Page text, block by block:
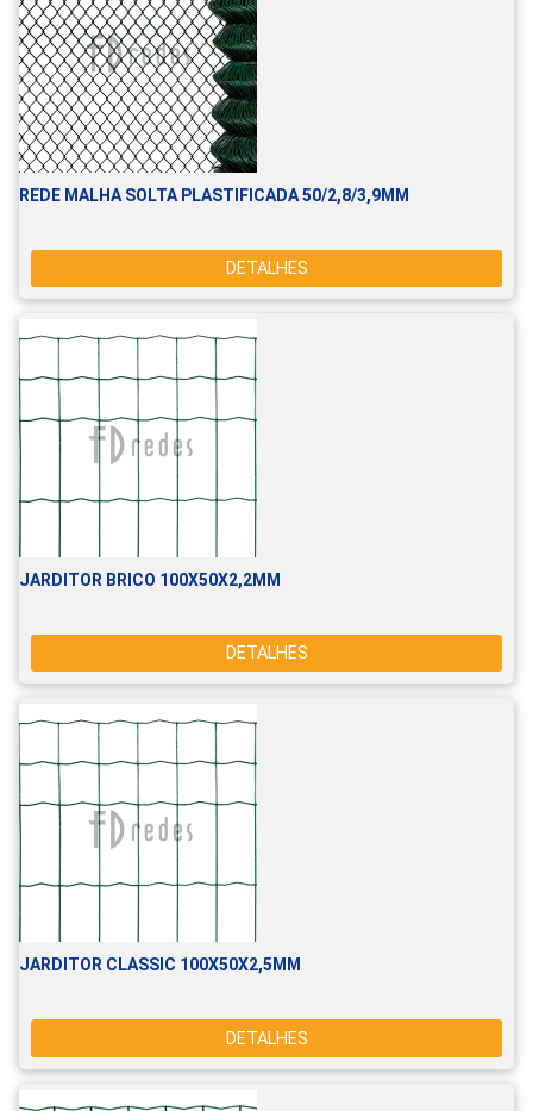
REDE MALHA SOLTA PLASTIFICADA 50/2,8/3,9MM
DETALHES
JARDITOR BRICO 100X50X2,2MM
DETALHES
JARDITOR CLASSIC 100X50X2,5MM
DETALHES